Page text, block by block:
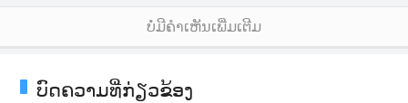
ບໍ່ມີຄໍາເຫັນເພີ່ມເຕີມ
ບົດຄວາມທີ່ກ່ຽວຂ້ອງ